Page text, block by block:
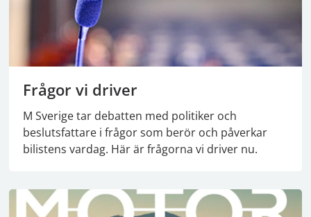
Frågor vi driver
M Sverige tar debatten med politiker och
beslutsfattare i frågor som berör och påverkar
bilistens vardag. Här är frågorna vi driver nu.